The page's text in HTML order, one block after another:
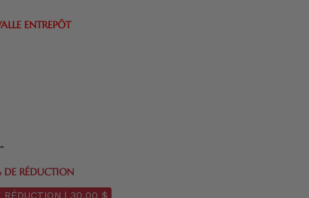
ENTREPÔT
DE RÉDUCTION
| 30,00 $